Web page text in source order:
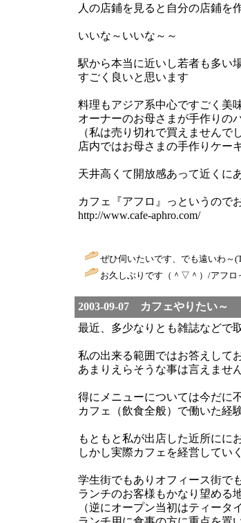
人の店鋪を見ると自分の店鋪を
いいな～いいな～～
駅から本当に近いし若者も多い
すごく良いと思います
料理もアジア系中心ですごく美
オーナーのお母さまが手作りの
（私は売り切れで買えませんで
店内ではお母さまの手作りケー
天井高くて開放感あって近くに
カフェ『アフロ』っというので
http://www.cafe-aphro.com/
ぜひ伺いたいです、でも遠いわ～
お久しぶりです（＾▽＾）/アフロ
2003-09-07 カフェやりたい～
最近、多少なりとも雑誌などで
私の出来る範囲ではお答えして
あまりえらそうな事は言えませ
得にメニューについては今だに
カフェ（飲食全般）で働いた経
もともと私が出店した近所にに
しかし実際カフェを経営してい
学生街でもありオフィース街で
ランチのお客様もかなり望める
（逆にオープン当初はティータ